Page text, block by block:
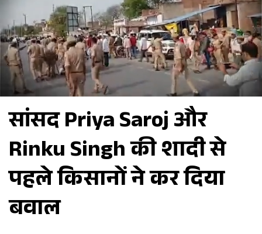
सांसद Priya Saroj और
Rinku Singh की शादी से
पहले किसानों ने कर दिया
बवाल